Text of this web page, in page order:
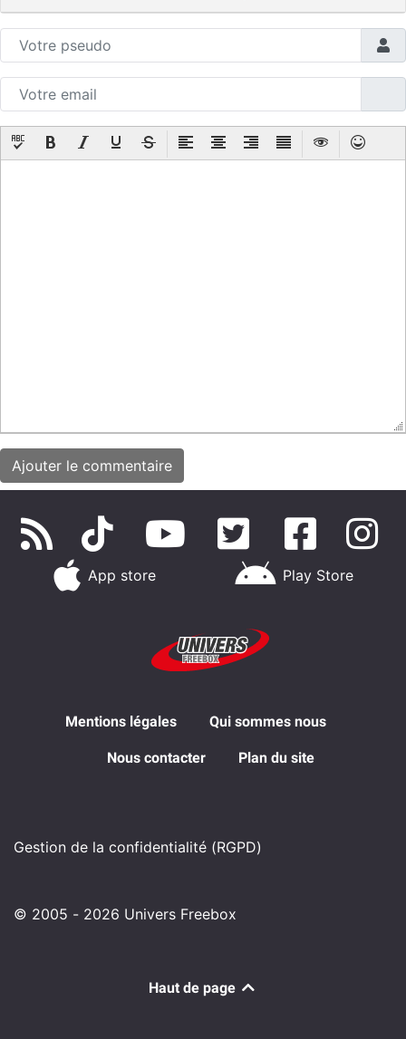
App store Play Store
Mentions légales Qui sommes nous
Nous contacter Plan du site
Gestion de la confidentialité (RGPD)
© 2005 - 2026 Univers Freebox
Haut de page